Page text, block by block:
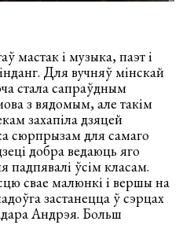
мастак і музыка, паэт і
Для вучняў мінскай
стала сапраўдным
з вядомым, але такім
захапіла дзяцей
для самаго
добра ведаюць яго
ўсім класам.
свае малюнкі і вершы на
застанецца ў сэрцах
Андрэя. Больш